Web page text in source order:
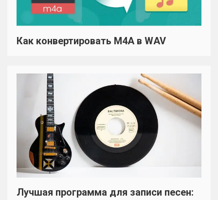
Как конвертировать M4A в WAV
Лучшая программа для записи песен: